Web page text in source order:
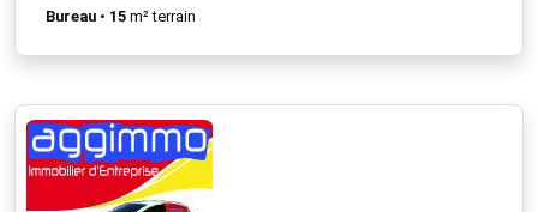
Bureau • 15 m² terrain